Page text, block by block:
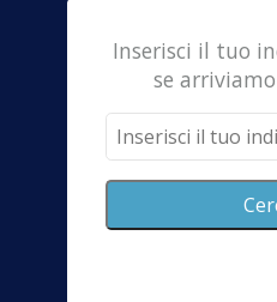
Inserisci il tuo
se